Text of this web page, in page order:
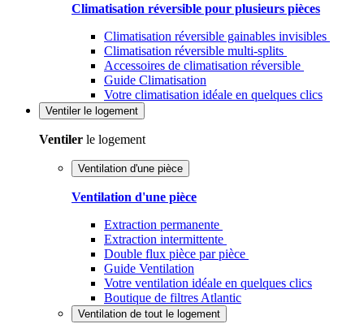
Climatisation réversible pour plusieurs pièces
Climatisation réversible gainables invisibles
Climatisation réversible multi-splits
Accessoires de climatisation réversible
Guide Climatisation
Votre climatisation idéale en quelques clics
Ventiler le logement
Ventiler le logement
Ventilation d'une pièce
Ventilation d'une pièce
Extraction permanente
Extraction intermittente
Double flux pièce par pièce
Guide Ventilation
Votre ventilation idéale en quelques clics
Boutique de filtres Atlantic
Ventilation de tout le logement